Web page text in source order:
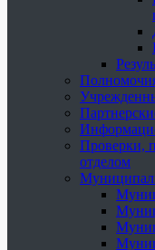
Проверки,
отделом